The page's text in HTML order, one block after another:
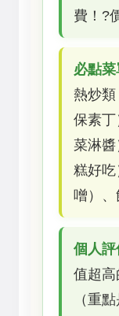
費！?
必點菜
熱炒
保素
菜淋
糕好
噌）、
個人評
值超
（重